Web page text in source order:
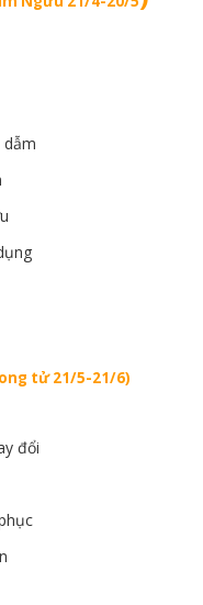
dẫm
tử 21/5-21/6)
đổi